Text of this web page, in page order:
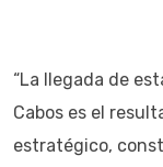
“La llegada de
Cabos es el
estratégico,